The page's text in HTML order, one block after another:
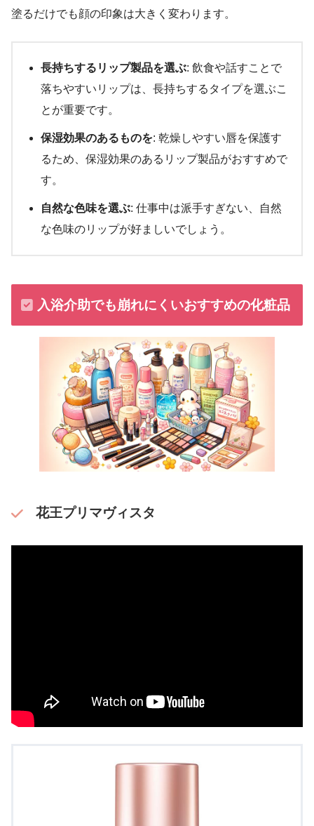
塗るだけでも顔の印象は大きく変わります。
長持ちするリップ製品を選ぶ: 飲食や話すことで
落ちやすいリップは、長持ちするタイプを選ぶこ
とが重要です。
保湿効果のあるものを: 乾燥しやすい唇を保護す
るため、保湿効果のあるリップ製品がおすすめで
す。
自然な色味を選ぶ: 仕事中は派手すぎない、自然
な色味のリップが好ましいでしょう。
入浴介助でも崩れにくいおすすめの化粧品
花王プリマヴィスタ